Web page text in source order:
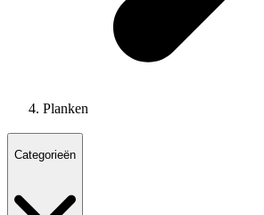
Planken
Categorieën